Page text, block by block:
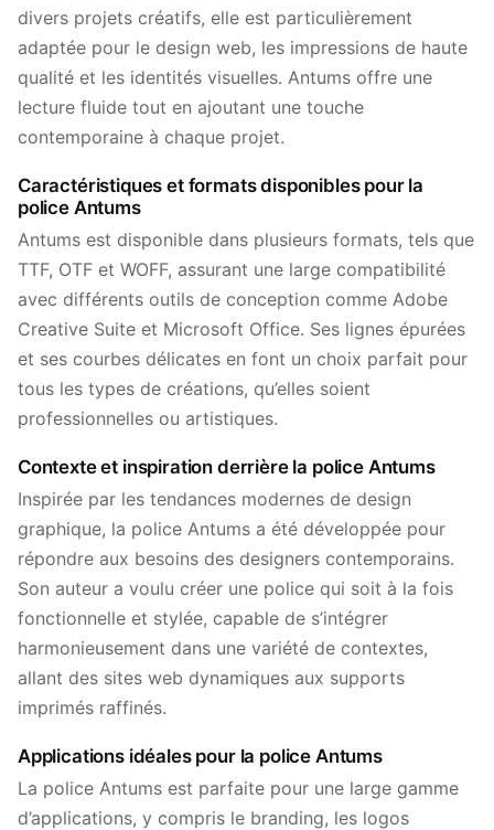
divers projets créatifs, elle est particulièrement
adaptée pour le design web, les impressions de haute
qualité et les identités visuelles. Antums offre une
lecture fluide tout en ajoutant une touche
contemporaine à chaque projet.
Caractéristiques et formats disponibles pour la
police Antums
Antums est disponible dans plusieurs formats, tels que
TTF, OTF et WOFF, assurant une large compatibilité
avec différents outils de conception comme Adobe
Creative Suite et Microsoft Office. Ses lignes épurées
et ses courbes délicates en font un choix parfait pour
tous les types de créations, qu’elles soient
professionnelles ou artistiques.
Contexte et inspiration derrière la police Antums
Inspirée par les tendances modernes de design
graphique, la police Antums a été développée pour
répondre aux besoins des designers contemporains.
Son auteur a voulu créer une police qui soit à la fois
fonctionnelle et stylée, capable de s’intégrer
harmonieusement dans une variété de contextes,
allant des sites web dynamiques aux supports
imprimés raffinés.
Applications idéales pour la police Antums
La police Antums est parfaite pour une large gamme
d’applications, y compris le branding, les logos